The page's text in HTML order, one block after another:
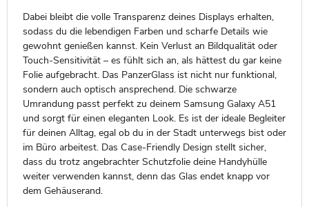
Dabei bleibt die volle Transparenz deines Displays erhalten,
sodass du die lebendigen Farben und scharfe Details wie
gewohnt genießen kannst. Kein Verlust an Bildqualität oder
Touch-Sensitivität – es fühlt sich an, als hättest du gar keine
Folie aufgebracht. Das PanzerGlass ist nicht nur funktional,
sondern auch optisch ansprechend. Die schwarze
Umrandung passt perfekt zu deinem Samsung Galaxy A51
und sorgt für einen eleganten Look. Es ist der ideale Begleiter
für deinen Alltag, egal ob du in der Stadt unterwegs bist oder
im Büro arbeitest. Das Case-Friendly Design stellt sicher,
dass du trotz angebrachter Schutzfolie deine Handyhülle
weiter verwenden kannst, denn das Glas endet knapp vor
dem Gehäuserand.